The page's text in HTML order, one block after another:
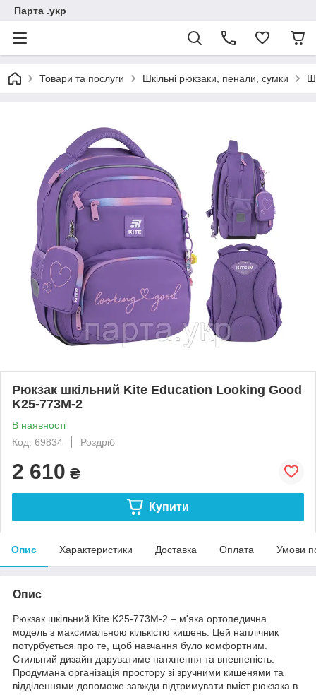
Парта .укр
Товари та послуги Шкільні рюкзаки, пенали, сумки
Рюкзак шкільний Kite Education Looking Good
K25-773M-2
В наявності
Код: 69834
Роздріб
2 610 ₴
Купити
Опис Характеристики Доставка Оплата Умови
Опис
Рюкзак шкільний Kite K25-773M-2 – м'яка ортопедична
модель з максимальною кількістю кишень. Цей наплічник
потурбується про те, щоб навчання було комфортним.
Стильний дизайн даруватиме натхнення та впевненість.
Продумана організація простору зі зручними кишенями та
відділеннями допоможе завжди підтримувати вміст рюкзака в